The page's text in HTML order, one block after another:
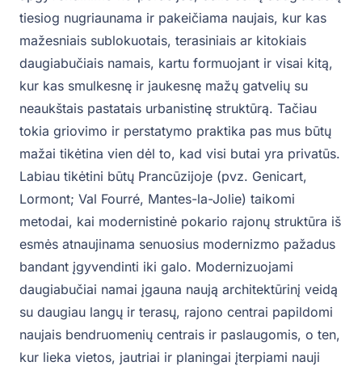
tiesiog nugriaunama ir pakeičiama naujais, kur kas
mažesniais sublokuotais, terasiniais ar kitokiais
daugiabučiais namais, kartu formuojant ir visai kitą,
kur kas smulkesnę ir jaukesnę mažų gatvelių su
neaukštais pastatais urbanistinę struktūrą. Tačiau
tokia griovimo ir perstatymo praktika pas mus būtų
mažai tikėtina vien dėl to, kad visi butai yra privatūs.
Labiau tikėtini būtų Prancūzijoje (pvz. Genicart,
Lormont; Val Fourré, Mantes-la-Jolie) taikomi
metodai, kai modernistinė pokario rajonų struktūra iš
esmės atnaujinama senuosius modernizmo pažadus
bandant įgyvendinti iki galo. Modernizuojami
daugiabučiai namai įgauna naują architektūrinį veidą
su daugiau langų ir terasų, rajono centrai papildomi
naujais bendruomenių centrais ir paslaugomis, o ten,
kur lieka vietos, jautriai ir planingai įterpiami nauji